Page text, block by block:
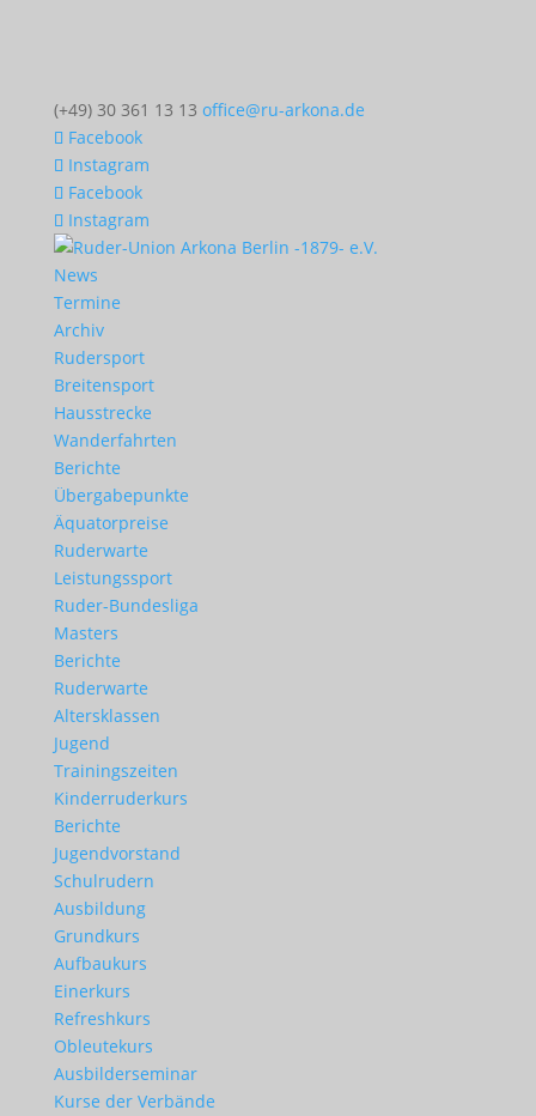
(+49) 30 361 13 13 office@ru-arkona.de
Facebook
Instagram
Facebook
Instagram
News
Termine
Archiv
Rudersport
Breitensport
Hausstrecke
Wanderfahrten
Berichte
Übergabepunkte
Äquatorpreise
Ruderwarte
Leistungssport
Ruder-Bundesliga
Masters
Berichte
Ruderwarte
Altersklassen
Jugend
Trainingszeiten
Kinderruderkurs
Berichte
Jugendvorstand
Schulrudern
Ausbildung
Grundkurs
Aufbaukurs
Einerkurs
Refreshkurs
Obleutekurs
Ausbilderseminar
Kurse der Verbände